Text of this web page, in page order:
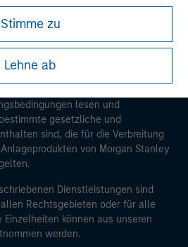
Investment Management und
haften jedoch weder
Informationen noch für Fehler
Dritte.
für Geldwäsche zu
Finanzsektor tätige Personen
Vor diesem Hintergrund ist
von Fondszeichnern
Stanley Investment
das Recht, eine Überprüfung
Sicherheitskontrollen
Verpflichtungen
im Finanzsektor tätige
und
Stimme zu
Lehne ab
lesen und
gesetzliche und
sind, die für die Verbreitung
von Morgan Stanley
Dienstleistungen sind
Rechtsgebieten oder für alle
Einzelheiten können aus unseren
werden.